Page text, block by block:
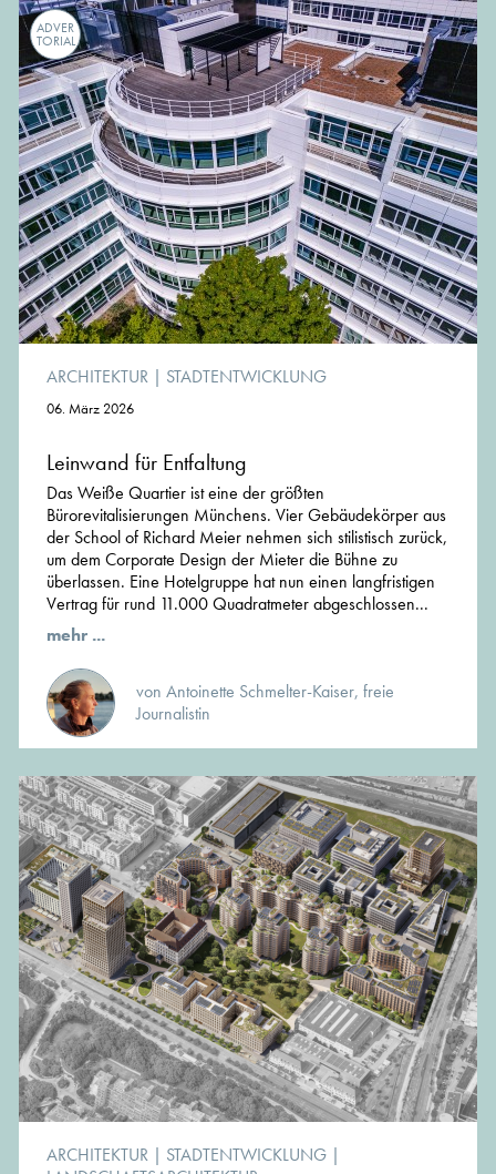
ADVER
TORIAL
ARCHITEKTUR | STADTENTWICKLUNG
06. März 2026
Leinwand für Entfaltung
Das Weiße Quartier ist eine der größten
Bürorevitalisierungen Münchens. Vier Gebäudekörper aus
der School of Richard Meier nehmen sich stilistisch zurück,
um dem Corporate Design der Mieter die Bühne zu
überlassen. Eine Hotelgruppe hat nun einen langfristigen
Vertrag für rund 11.000 Quadratmeter abgeschlossen...
mehr ...
von Antoinette Schmelter-Kaiser, freie
Journalistin
ARCHITEKTUR | STADTENTWICKLUNG |